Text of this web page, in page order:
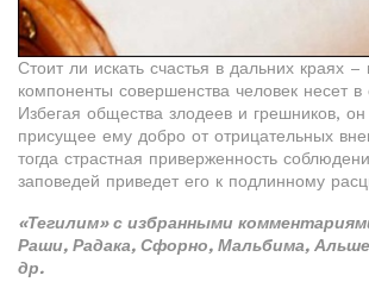
Стоит ли искать счастья в дальних краях –
компоненты совершенства человек несет
Избегая общества злодеев и грешников, он
присущее ему добро от отрицательных
тогда страстная приверженность
заповедей приведет его к подлинному
«Тегилим» с избранными
Раши, Радака, Сфорно, Мальбима,
др.